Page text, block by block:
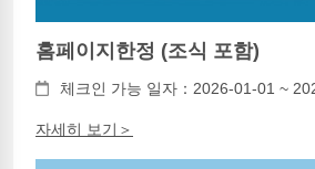
홈페이지한정 (조식 포함)
체크인 가능 일자：2026-01-01 ~
자세히 보기＞